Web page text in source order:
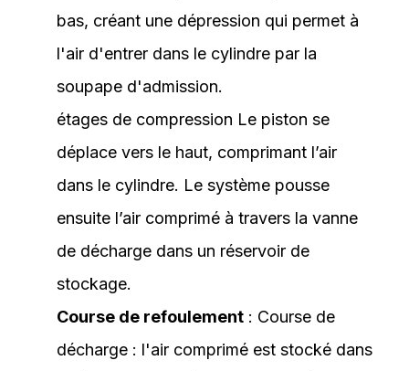
bas, créant une dépression qui permet à
l'air d'entrer dans le cylindre par la
soupape d'admission.
étages de compression Le piston se
déplace vers le haut, comprimant l’air
dans le cylindre. Le système pousse
ensuite l’air comprimé à travers la vanne
de décharge dans un réservoir de
stockage.
Course de refoulement: Course de
décharge : l'air comprimé est stocké dans